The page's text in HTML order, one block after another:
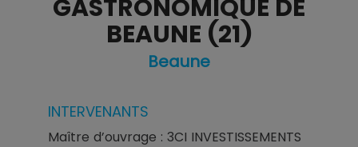
GASTRONOMIQUE DE
BEAUNE (21)
Beaune
INTERVENANTS
Maître d’ouvrage : 3CI INVESTISSEMENTS